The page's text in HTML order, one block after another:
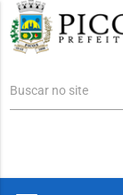
Buscar no site